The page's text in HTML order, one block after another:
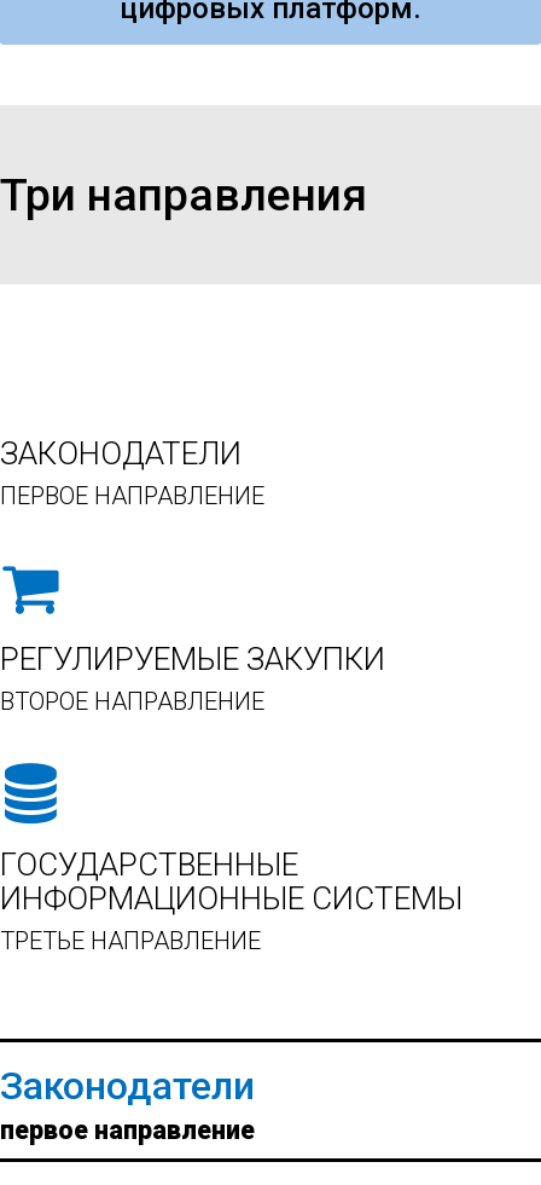
цифровых платформ.
Три направления
ЗАКОНОДАТЕЛИ
ПЕРВОЕ НАПРАВЛЕНИЕ
РЕГУЛИРУЕМЫЕ ЗАКУПКИ
ВТОРОЕ НАПРАВЛЕНИЕ
ГОСУДАРСТВЕННЫЕ
ИНФОРМАЦИОННЫЕ СИСТЕМЫ
ТРЕТЬЕ НАПРАВЛЕНИЕ
Законодатели
первое направление